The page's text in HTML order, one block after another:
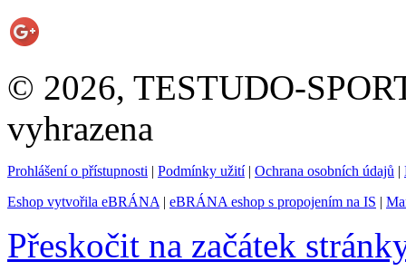
© 2026, TESTUDO-
vyhrazena
Prohlášení o přístupnosti | Podmínky užití| Ochrana osobních údajů |
Eshop vytvořila eBRÁNA | eBRÁNA eshop s propojením na IS |
Přeskočit na začátek